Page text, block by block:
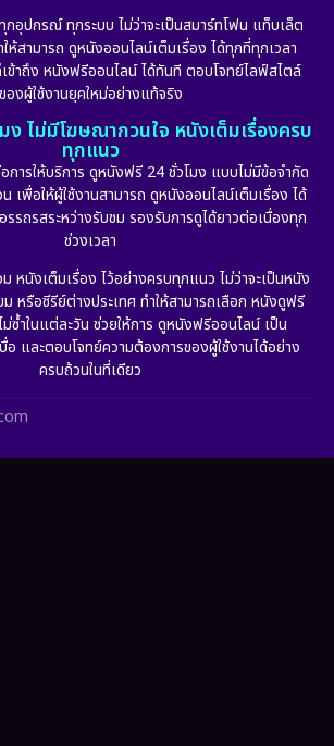
าการ (253)
(6)
(10)
(2)
(7)
อุปกรณ์ ทุกระบบ ไม่ว่าจะเป็นสมาร์ทโฟน แท็บเล็ต
ห้สามารถ ดูหนังออนไลน์เต็มเรื่อง ได้ทุกที่ทุกเวลา
ข้าถึง หนังฟรีออนไลน์ ได้ทันที ตอบโจทย์ไลฟ์สไตล์
ของผู้ใช้งานยุคใหม่อย่างแท้จริง
ง ไม่มีโฆษณากวนใจ หนังเต็มเรื่องครบ
ทุกแนว
ารให้บริการ ดูหนังฟรี 24 ชั่วโมง แบบไม่มีข้อจำกัด
เพื่อให้ผู้ใช้งานสามารถ ดูหนังออนไลน์เต็มเรื่อง ได้
รถรสระหว่างรับชม รองรับการดูได้ยาวต่อเนื่องทุก
ช่วงเวลา
หนังเต็มเรื่อง ไว้อย่างครบทุกแนว ไม่ว่าจะเป็นหนัง
หรือซีรีย์ต่างประเทศ ทำให้สามารถเลือก หนังดูฟรี
ซ้ำในแต่ละวัน ช่วยให้การ ดูหนังฟรีออนไลน์ เป็น
อ และตอบโจทย์ความต้องการของผู้ใช้งานได้อย่าง
ครบถ้วนในที่เดียว